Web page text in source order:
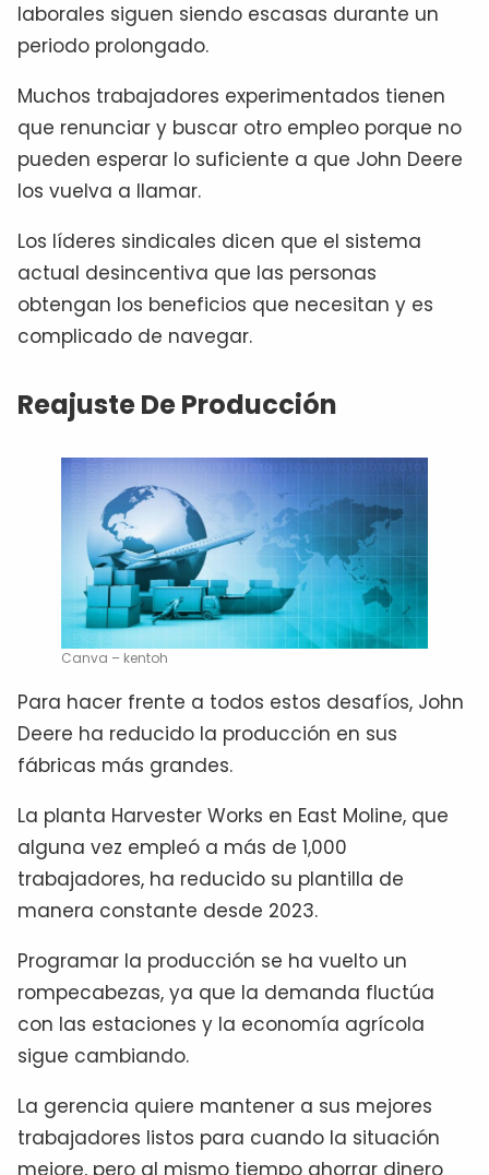
laborales siguen siendo escasas durante un
periodo prolongado.
Muchos trabajadores experimentados tienen
que renunciar y buscar otro empleo porque no
pueden esperar lo suficiente a que John Deere
los vuelva a llamar.
Los líderes sindicales dicen que el sistema
actual desincentiva que las personas
obtengan los beneficios que necesitan y es
complicado de navegar.
Reajuste De Producción
Canva – kentoh
Para hacer frente a todos estos desafíos, John
Deere ha reducido la producción en sus
fábricas más grandes.
La planta Harvester Works en East Moline, que
alguna vez empleó a más de 1,000
trabajadores, ha reducido su plantilla de
manera constante desde 2023.
Programar la producción se ha vuelto un
rompecabezas, ya que la demanda fluctúa
con las estaciones y la economía agrícola
sigue cambiando.
La gerencia quiere mantener a sus mejores
trabajadores listos para cuando la situación
mejore, pero al mismo tiempo ahorrar dinero